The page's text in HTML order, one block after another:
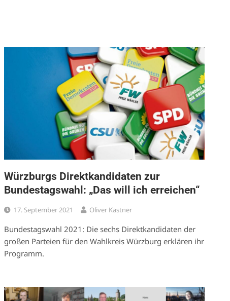
Würzburgs Direktkandidaten zur
Bundestagswahl: „Das will ich erreichen“
17. September 2021 Oliver Kastner
Bundestagswahl 2021: Die sechs Direktkandidaten der
großen Parteien für den Wahlkreis Würzburg erklären ihr
Programm.